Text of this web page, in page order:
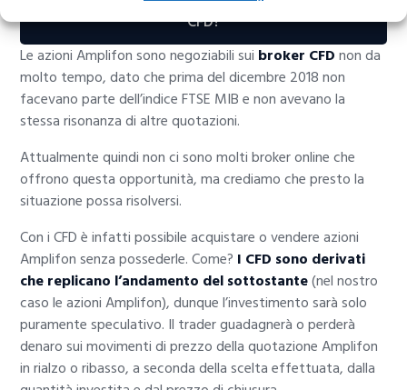
CFD?
Le azioni Amplifon sono negoziabili sui broker CFDnon da
molto tempo, dato che prima del dicembre 2018 non
facevano parte dell’indice FTSE MIB e non avevano la
stessa risonanza di altre quotazioni.
Attualmente quindi non ci sono molti broker online che
offrono questa opportunità, ma crediamo che presto la
situazione possa risolversi.
Con i CFD è infatti possibile acquistare o vendere azioni
Amplifon senza possederle. Come? I CFD sono derivati
che replicano l’andamento del sottostante(nel nostro
caso le azioni Amplifon), dunque l’investimento sarà solo
puramente speculativo. Il trader guadagnerà o perderà
denaro sui movimenti di prezzo della quotazione Amplifon
in rialzo o ribasso, a seconda della scelta effettuata, dalla